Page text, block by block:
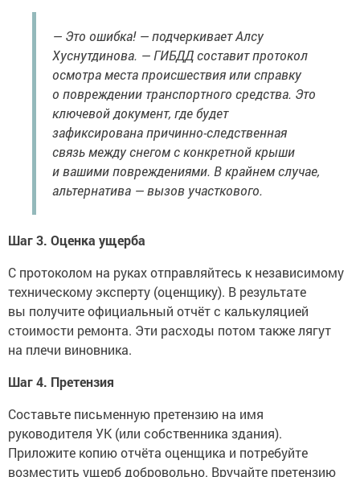
— Это ошибка! — подчеркивает Алсу
Хуснутдинова. — ГИБДД составит протокол
осмотра места происшествия или справку
о повреждении транспортного средства. Это
ключевой документ, где будет
зафиксирована причинно-следственная
связь между снегом с конкретной крыши
и вашими повреждениями. В крайнем случае,
альтернатива — вызов участкового.
Шаг 3. Оценка ущерба
С протоколом на руках отправляйтесь к независимому
техническому эксперту (оценщику). В результате
вы получите официальный отчёт с калькуляцией
стоимости ремонта. Эти расходы потом также лягут
на плечи виновника.
Шаг 4. Претензия
Составьте письменную претензию на имя
руководителя УК (или собственника здания).
Приложите копию отчёта оценщика и потребуйте
возместить ущерб добровольно. Вручайте претензию